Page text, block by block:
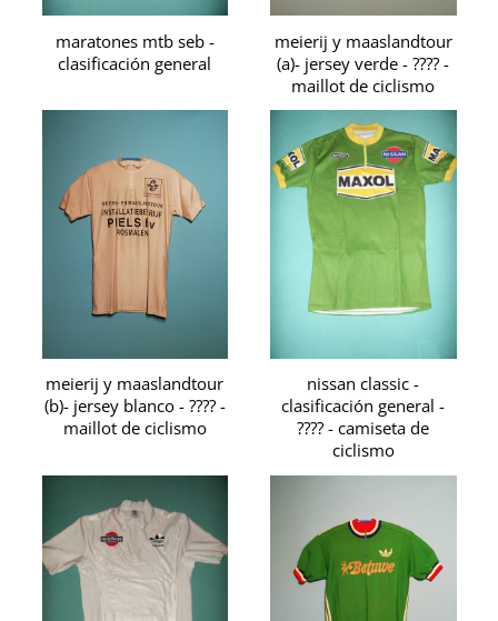
maratones mtb seb -
clasificación general
meierij y maaslandtour
(a)- jersey verde - ???? -
maillot de ciclismo
meierij y maaslandtour
(b)- jersey blanco - ???? -
maillot de ciclismo
nissan classic -
clasificación general -
???? - camiseta de
ciclismo